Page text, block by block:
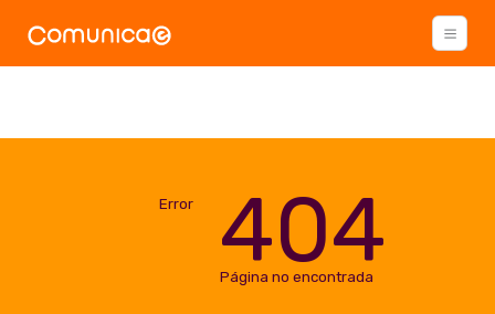
Error 404
Página no encontrada